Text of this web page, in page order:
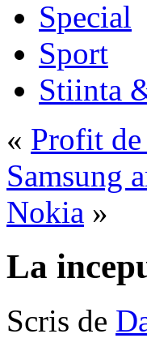
Special
Sport
Stiinta
« Profit
Samsung
Nokia »
La
Scris de